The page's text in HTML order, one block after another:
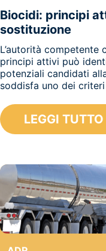
Biocidi: principi
sostituzione
L’autorità competente
principi attivi può
potenziali candidati
soddisfa uno dei
LEGGI TUTTO